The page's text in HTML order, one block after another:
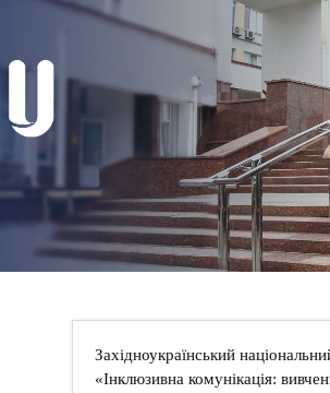
Західноукраїнський
«Інклюзивна комунікація: